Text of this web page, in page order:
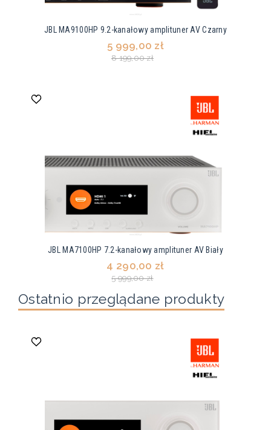
JBL MA9100HP 9.2-kanałowy amplituner AV Czarny
5 999,00 zł
8 199,00 zł
JBL MA7100HP 7.2-kanałowy amplituner AV Biały
4 290,00 zł
5 999,00 zł
Ostatnio przeglądane produkty